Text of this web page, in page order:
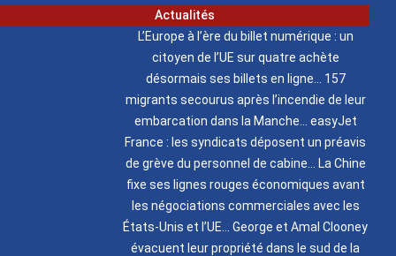
Actualités
L’Europe à l’ère du billet numérique : un
citoyen de l’UE sur quatre achète
désormais ses billets en ligne
157
migrants secourus après l’incendie de leur
embarcation dans la Manche
easyJet
France : les syndicats déposent un préavis
de grève du personnel de cabine
La Chine
fixe ses lignes rouges économiques avant
les négociations commerciales avec les
États-Unis et l’UE
George et Amal Clooney
évacuent leur propriété dans le sud de la